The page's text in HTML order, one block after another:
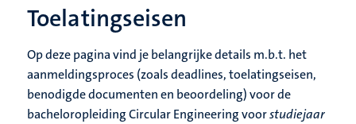
Toelatingseisen
Op deze pagina vind je belangrijke details m.b.t. het
aanmeldingsproces (zoals deadlines, toelatingseisen,
benodigde documenten en beoordeling) voor de
bacheloropleiding Circular Engineering voorstudiejaar